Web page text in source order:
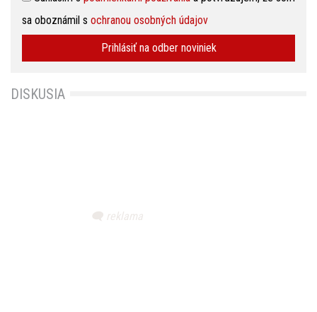
sa oboznámil s ochranou osobných údajov
Prihlásiť na odber noviniek
DISKUSIA